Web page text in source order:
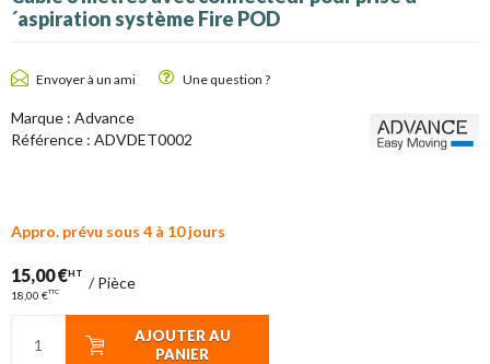
´aspiration système Fire POD
Envoyer à un ami Une question ?
Marque : Advance
Référence : ADVDET0002
Appro. prévu sous 4 à 10 jours
15,00 €HT
18,00 €TTC /Pièce
AJOUTER AU
PANIER